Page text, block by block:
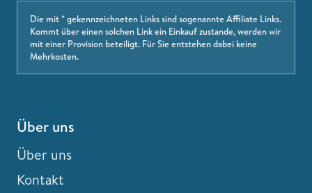
Die mit * gekennzeichneten Links sind sogenannte Affiliate Links.
Kommt über einen solchen Link ein Einkauf zustande, werden wir
mit einer Provision beteiligt. Für Sie entstehen dabei keine
Mehrkosten.
Über uns
Über uns
Kontakt